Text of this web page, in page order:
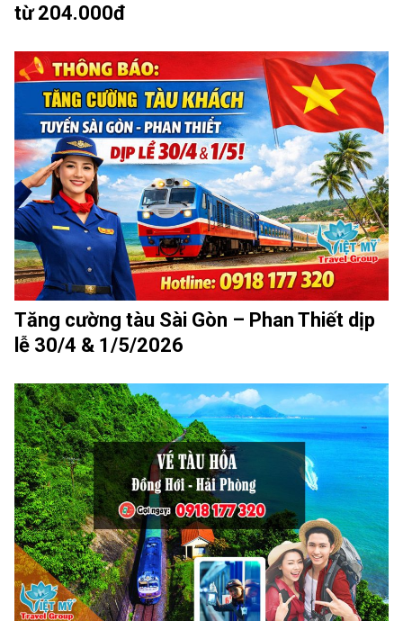
từ 204.000đ
Tăng cường tàu Sài Gòn – Phan Thiết dịp
lễ 30/4 & 1/5/2026